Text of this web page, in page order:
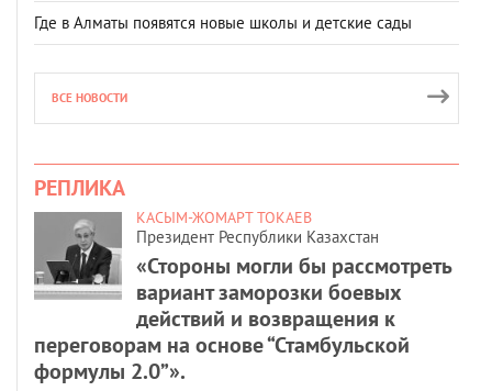
Где в Алматы появятся новые школы и детские сады
ВСЕ НОВОСТИ
РЕПЛИКА
КАСЫМ-ЖОМАРТ ТОКАЕВ
Президент Республики Казахстан
«Стороны могли бы рассмотреть
вариант заморозки боевых
действий и возвращения к
переговорам на основе “Стамбульской
формулы 2.0”».